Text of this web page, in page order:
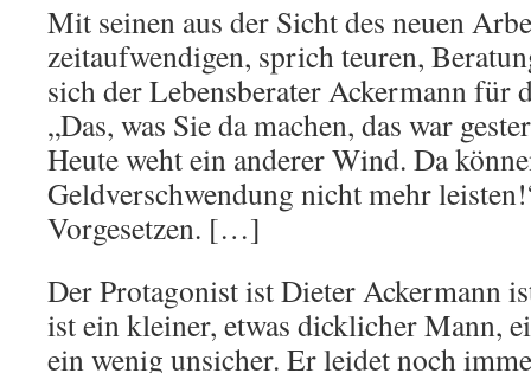
Mit seinen aus der Sicht des neuen
zeitaufwendigen, sprich teuren,
sich der Lebensberater Ackermann für
„Das, was Sie da machen, das war
Heute weht ein anderer Wind. Da
Geldverschwendung nicht mehr
Vorgesetzen. […]
Der Protagonist ist Dieter Ackermann
ist ein kleiner, etwas dicklicher Mann,
ein wenig unsicher. Er leidet noch